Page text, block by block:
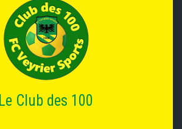
Le Club des 100